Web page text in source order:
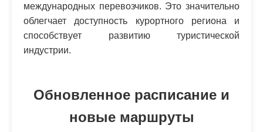
международных перевозчиков. Это значительно
облегчает доступность курортного региона и
способствует развитию туристической
индустрии.
Обновленное расписание и
новые маршруты